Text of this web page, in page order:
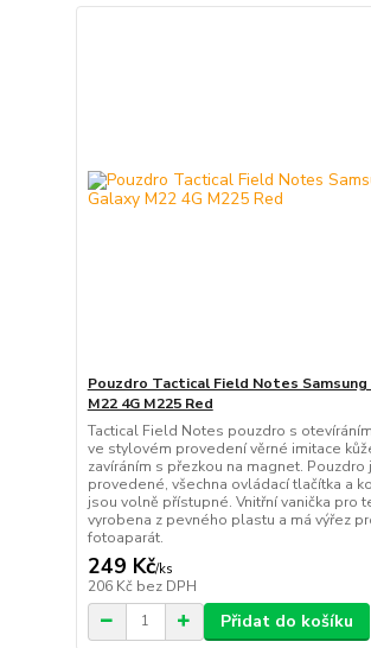
Pouzdro Tactical Field Notes Samsung
M22 4G M225 Red
Tactical Field Notes pouzdro s
ve stylovém provedení věrné imitace
zavíráním s přezkou na magnet. Pouzdro
provedené, všechna ovládací tlačítka a
jsou volně přístupné. Vnitřní vanička pro
vyrobena z pevného plastu a má výřez
fotoaparát.
249 Kč/ks
206 Kč bez DPH
Přidat do košíku